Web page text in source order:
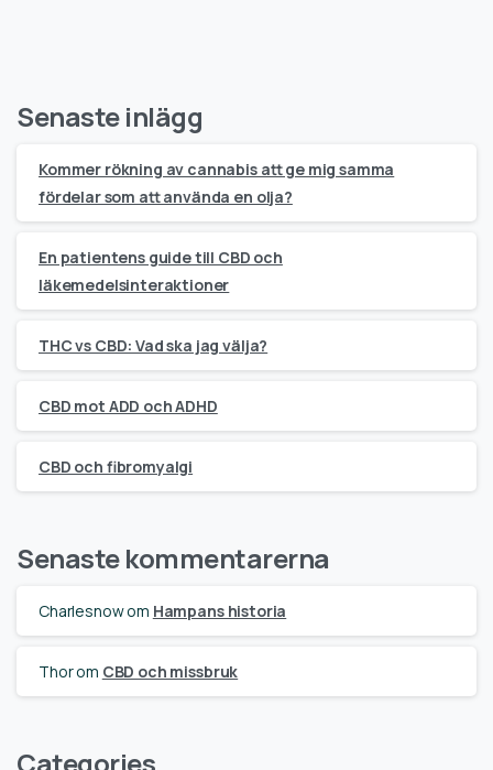
Senaste inlägg
Kommer rökning av cannabis att ge mig samma
fördelar som att använda en olja?
En patientens guide till CBD och
läkemedelsinteraktioner
THC vs CBD: Vad ska jag välja?
CBD mot ADD och ADHD
CBD och fibromyalgi
Senaste kommentarerna
Charlesnowom Hampans historia
Thorom CBD och missbruk
Categories